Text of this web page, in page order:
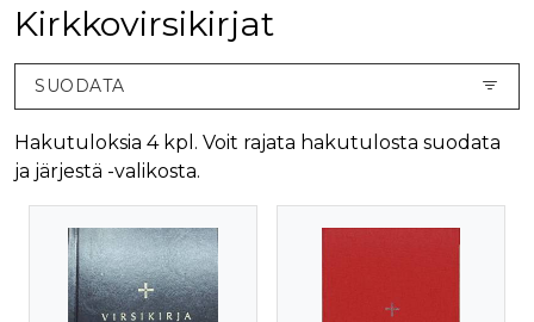
Kirkkovirsikirjat
SUODATA
Hakutuloksia 4 kpl. Voit rajata hakutulosta suodata
ja järjestä -valikosta.